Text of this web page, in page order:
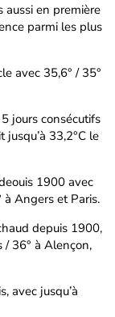
aussi en première
parmi les plus
avec 35,6° / 35°
jours consécutifs
jusqu’à 33,2°C le
1900 avec
à Angers et Paris.
depuis 1900,
/ 36° à Alençon,
avec jusqu’à